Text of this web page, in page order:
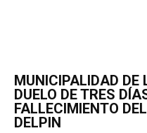
MUNICIPALIDAD
DUELO DE TRES
FALLECIMIENTO
DELPIN